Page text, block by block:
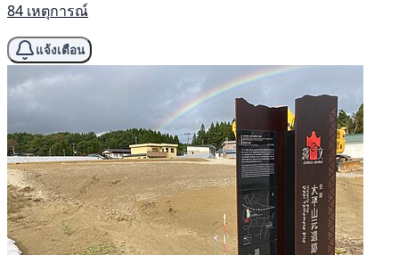
84 เหตุการณ์
แจ้งเตือน